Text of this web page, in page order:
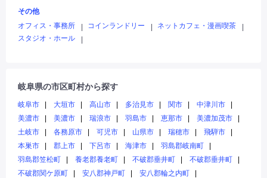
その他
オフィス・事務所
コインランドリー ネットカフェ・漫画喫茶
スタジオ・ホール
岐阜県の市区町村から探す
岐阜市 大垣市 高山市 多治見市 関市
中津川市
美濃市
美濃市 瑞浪市 羽島市 恵那市
美濃加茂市
土岐市
各務原市 可児市 山県市 瑞穂市
飛騨市
本巣市
郡上市 下呂市 海津市
羽島郡岐南町
羽島郡笠松町
養老郡養老町 不破郡垂井町
不破郡垂井町
不破郡関ケ原町
安八郡神戸町
安八郡輪之内町